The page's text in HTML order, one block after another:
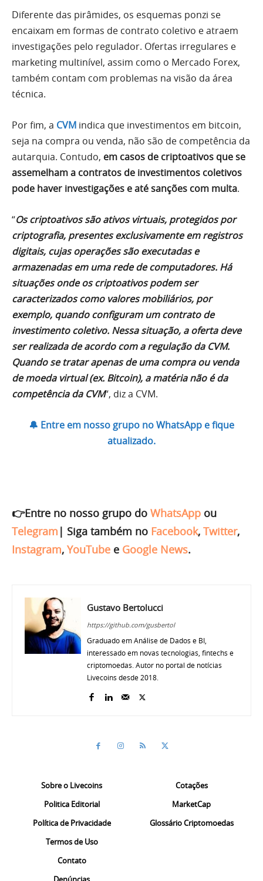
Diferente das pirâmides, os esquemas ponzi se
encaixam em formas de contrato coletivo e atraem
investigações pelo regulador. Ofertas irregulares e
marketing multinível, assim como o Mercado Forex,
também contam com problemas na visão da área
técnica.
Por fim, a CVM indica que investimentos em bitcoin,
seja na compra ou venda, não são de competência da
autarquia. Contudo, em casos de criptoativos que se
assemelham a contratos de investimentos coletivos
pode haver investigações e até sanções com multa.
“Os criptoativos são ativos virtuais, protegidos por
criptografia, presentes exclusivamente em registros
digitais, cujas operações são executadas e
armazenadas em uma rede de computadores. Há
situações onde os criptoativos podem ser
caracterizados como valores mobiliários, por
exemplo, quando configuram um contrato de
investimento coletivo. Nessa situação, a oferta deve
ser realizada de acordo com a regulação da CVM.
Quando se tratar apenas de uma compra ou venda
de moeda virtual (ex. Bitcoin), a matéria não é da
competência da CVM“, diz a CVM.
🔔 Entre em nosso grupo no WhatsApp e fique
atualizado.
👉Entre no nosso grupo do WhatsApp ou
Telegram | Siga também no Facebook, Twitter,
Instagram, YouTube e Google News.
Gustavo Bertolucci
https://github.com/gusbertol
Graduado em Análise de Dados e BI,
interessado em novas tecnologias, fintechs e
criptomoedas. Autor no portal de notícias
Livecoins desde 2018.
Sobre o Livecoins
Politica Editorial
Política de Privacidade
Termos de Uso
Contato
Cotações
MarketCap
Glossário Criptomoedas